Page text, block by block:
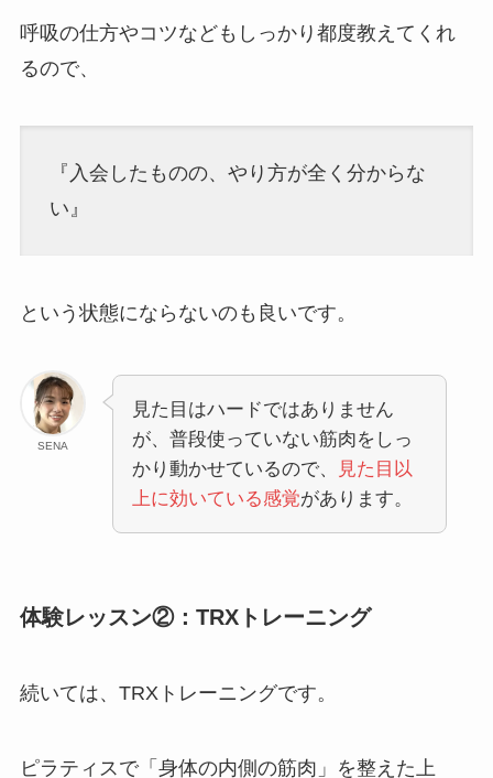
呼吸の仕方やコツなどもしっかり都度教えてくれ
るので、
『入会したものの、やり方が全く分からな
い』
という状態にならないのも良いです。
SENA
見た目はハードではありません
が、普段使っていない筋肉をしっ
かり動かせているので、
見た目以
上に効いている感覚があります。
体験レッスン②：TRXトレーニング
続いては、TRXトレーニングです。
ピラティスで「身体の内側の筋肉」を整えた上